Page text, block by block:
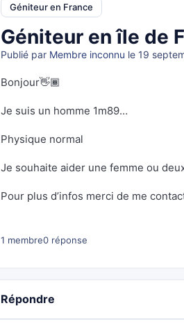
Géniteur en France
Géniteur en île de
Publié par Membre inconnu le 19
Bonjour👋🏾
Je suis un homme 1m89…
Physique normal
Je souhaite aider une femme ou
Pour plus d’infos merci de me
1 membre0 réponse
Répondre